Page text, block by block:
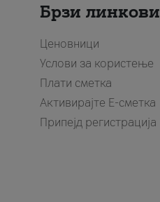
Брзи линкови
Ценовници
Услови за користење
Плати сметка
Активирајте Е-сметка
Припејд регистрација